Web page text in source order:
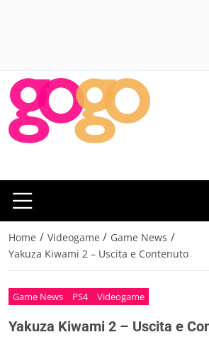
Home / Videogame / Game News /
Yakuza Kiwami 2 – Uscita e Contenuto
Game News PS4 Videogame
Yakuza Kiwami 2 – Uscita e